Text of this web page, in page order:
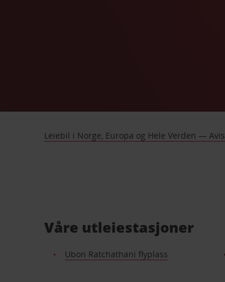
Leiebil i Norge, Europa og Hele Verden — Avis
Våre utleiestasjoner
Ubon Ratchathani flyplass